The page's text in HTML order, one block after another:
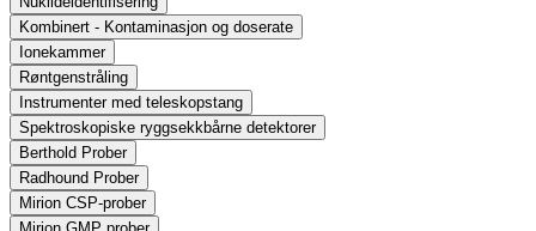
Kombinert - Kontaminasjon og doserate
Ionekammer
Røntgenstråling
Instrumenter med teleskopstang
Spektroskopiske ryggsekkbårne detektorer
Berthold Prober
Radhound Prober
Mirion CSP-prober